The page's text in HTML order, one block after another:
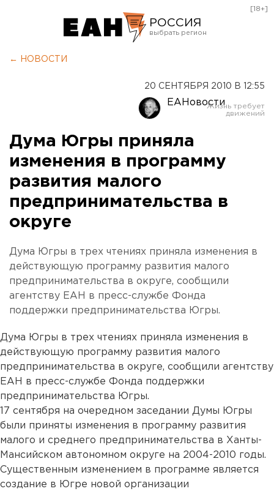
РОССИЯ
Оренбург
[18+]
← НОВОСТИ
20 СЕНТЯБРЯ 2010 В 12:55
ЕАНовости
Дума Югры приняла
изменения в программу
развития малого
предпринимательства в
округе
Дума Югры в трех чтениях приняла изменения в
действующую программу развития малого
предпринимательства в округе, сообщили
агентству ЕАН в пресс-службе Фонда
поддержки предпринимательства Югры.
Дума Югры в трех чтениях приняла изменения в
действующую программу развития малого
предпринимательства в округе, сообщили агентству
ЕАН в пресс-службе Фонда поддержки
предпринимательства Югры.
17 сентября на очередном заседании Думы Югры
были приняты изменения в программу развития
малого и среднего предпринимательства в Ханты-
Мансийском автономном округе на 2004-2010 годы.
Существенным изменением в программе является
создание в Югре новой организации